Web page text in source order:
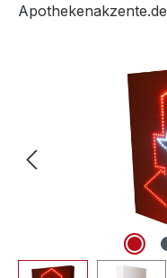
Apothekenakzente.de